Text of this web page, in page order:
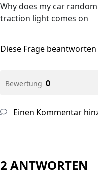
Why does my car
traction light comes on
Diese Frage beantworten
Bewertung 0
Einen Kommentar
2 ANTWORTEN